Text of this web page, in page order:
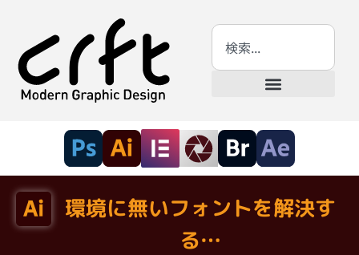
環境に無いフォントを解決す
る…